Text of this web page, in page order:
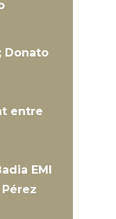
Donato
entre
EMI